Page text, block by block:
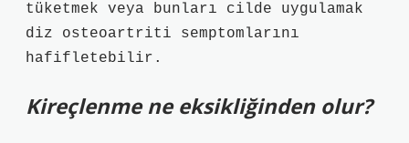
tüketmek veya bunları cilde uygulamak
diz osteoartriti semptomlarını
hafifletebilir.
Kireçlenme ne eksikliğinden olur?